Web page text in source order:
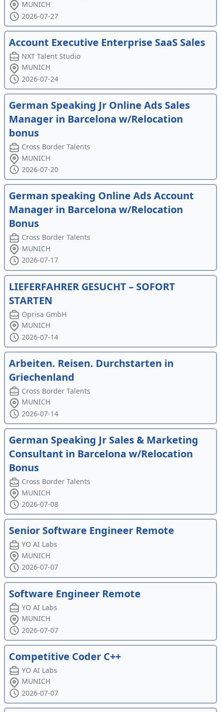
MUNICH
2026-07-27
Account Executive Enterprise SaaS Sales
NXT Talent Studio
MUNICH
2026-07-24
German Speaking Jr Online Ads Sales
Manager in Barcelona w/Relocation
bonus
Cross Border Talents
MUNICH
2026-07-20
German speaking Online Ads Account
Manager in Barcelona w/Relocation
Bonus
Cross Border Talents
MUNICH
2026-07-17
LIEFERFAHRER GESUCHT – SOFORT
STARTEN
Oprisa GmbH
MUNICH
2026-07-14
Arbeiten. Reisen. Durchstarten in
Griechenland
Cross Border Talents
MUNICH
2026-07-14
German Speaking Jr Sales & Marketing
Consultant in Barcelona w/Relocation
Bonus
Cross Border Talents
MUNICH
2026-07-08
Senior Software Engineer Remote
YO AI Labs
MUNICH
2026-07-07
Software Engineer Remote
YO AI Labs
MUNICH
2026-07-07
Competitive Coder C++
YO AI Labs
MUNICH
2026-07-07